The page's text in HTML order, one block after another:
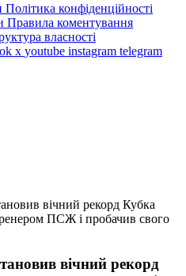
Політика конфіденційності
Правила коментування
власності
x youtube instagram telegram
вічний рекорд Кубка
ПСЖ і пробачив свого
вічний рекорд